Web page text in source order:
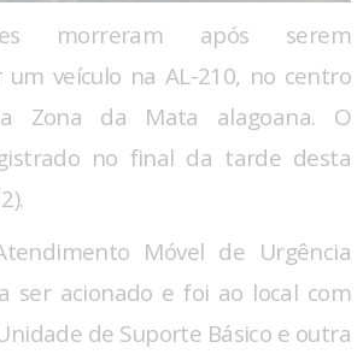
morreram após serem
veículo na AL-210, no centro
Zona da Mata alagoana. O
no final da tarde desta
Móvel de Urgência
ser acionado e foi ao local com
de Suporte Básico e outra